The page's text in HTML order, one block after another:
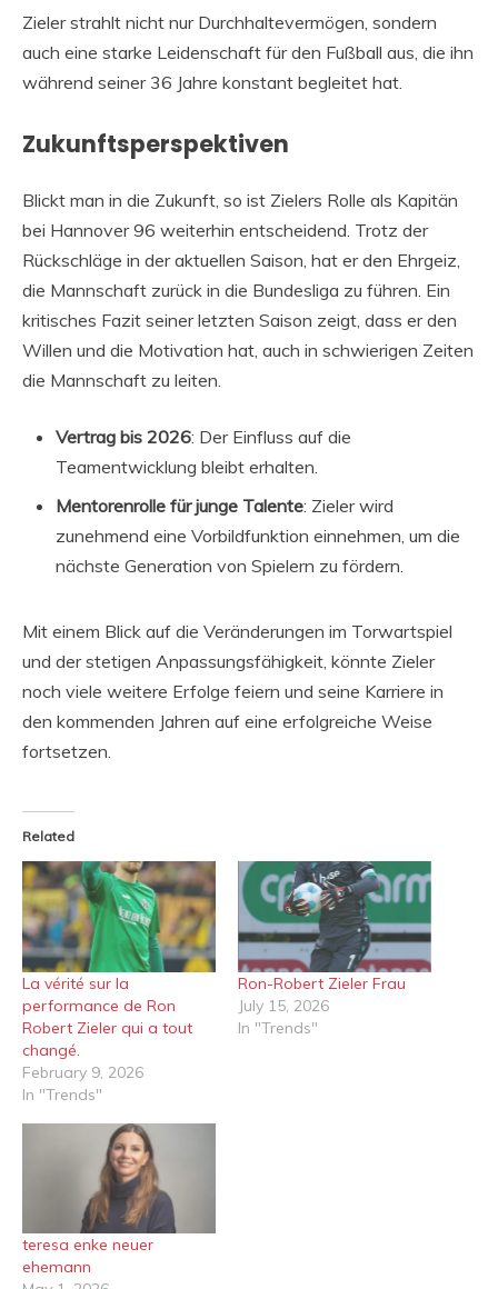
Zieler strahlt nicht nur Durchhaltevermögen, sondern
auch eine starke Leidenschaft für den Fußball aus, die ihn
während seiner 36 Jahre konstant begleitet hat.
Zukunftsperspektiven
Blickt man in die Zukunft, so ist Zielers Rolle als Kapitän
bei Hannover 96 weiterhin entscheidend. Trotz der
Rückschläge in der aktuellen Saison, hat er den Ehrgeiz,
die Mannschaft zurück in die Bundesliga zu führen. Ein
kritisches Fazit seiner letzten Saison zeigt, dass er den
Willen und die Motivation hat, auch in schwierigen Zeiten
die Mannschaft zu leiten.
Vertrag bis 2026: Der Einfluss auf die
Teamentwicklung bleibt erhalten.
Mentorenrolle für junge Talente: Zieler wird
zunehmend eine Vorbildfunktion einnehmen, um die
nächste Generation von Spielern zu fördern.
Mit einem Blick auf die Veränderungen im Torwartspiel
und der stetigen Anpassungsfähigkeit, könnte Zieler
noch viele weitere Erfolge feiern und seine Karriere in
den kommenden Jahren auf eine erfolgreiche Weise
fortsetzen.
Related
La vérité sur la
performance de Ron
Robert Zieler qui a tout
changé.
February 9, 2026
In "Trends"
Ron-Robert Zieler Frau
July 15, 2026
In "Trends"
teresa enke neuer
ehemann